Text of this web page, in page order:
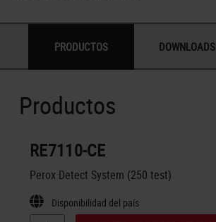
PRODUCTOS DOWNLOADS
Productos
RE7110-CE
Perox Detect System (250 test)
Disponibilidad del país